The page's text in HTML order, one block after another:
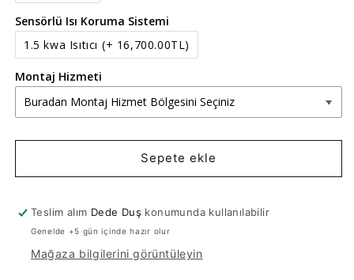
Sensörlü Isı Koruma Sistemi
1.5 kwa Isıtıcı (+ 16,700.00TL)
Montaj Hizmeti
Sepete ekle
Teslim alım Dede Duş konumunda kullanılabilir
Genelde +5 gün içinde hazır olur
Mağaza bilgilerini görüntüleyin